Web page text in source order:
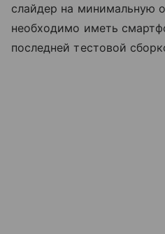
слайдер на минимальную
необходимо иметь
последней тестовой